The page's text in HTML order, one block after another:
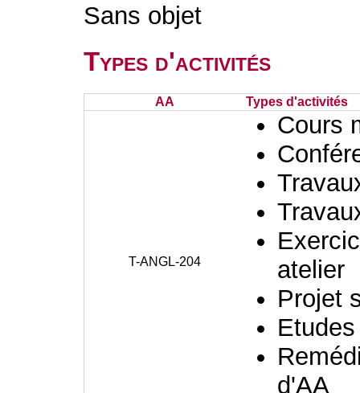
Sans objet
Types d'activités
AA Types d'activités
T-ANGL-204
Cours
atelier
Projet
d'AA